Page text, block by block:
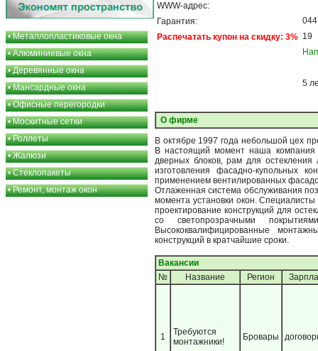
•Металлопластиковые окна
•Алюминиевые окна
•Деревянные окна
•Мансардные окна
•Офисные перегородки
•Москитные сетки
•Роллеты
•Жалюзи
•Стеклопакеты
•Ремонт, монтаж окон
WWW-адрес:
Гарантия:
Распечатать купон на скидку: 3% 19
5
О фирме
В октябре 1997 года небольшой цех
В настоящий момент наша
дверных блоков, рам для
изготовления фасадно-купольных
применением вентилированных
Отлаженная система обслуживания
момента установки окон. Специалисты
проектирование конструкций для
со светопрозрачными
Высококвалифицированные
конструкций в кратчайшие сроки.
Вакансии
№
Название Регион
1
Требуются
монтажники!
Бровары